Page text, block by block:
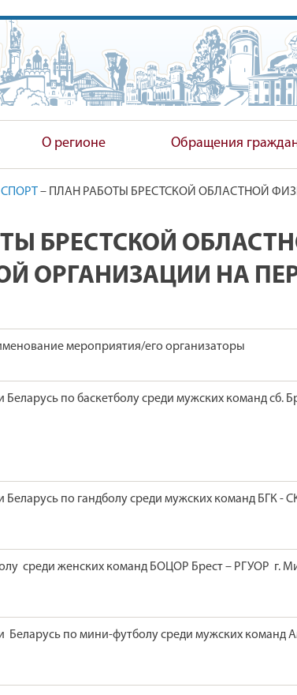
КОМИТЕТ
О регионе Обращения
СПОРТ– ПЛАН РАБОТЫ БРЕСТСКОЙ ОБЛАСТНОЙ
БРЕСТСКОЙ
ОРГАНИЗАЦИИ НА
мероприятия/его организаторы
по баскетболу среди мужских команд сб.
Беларусь по гандболу среди мужских команд БГК -
среди женских команд БОЦОР Брест – РГУОР г.
Беларусь по мини-футболу среди мужских команд